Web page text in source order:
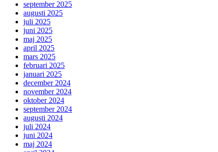
september 2025
augusti 2025
juli 2025
juni 2025
maj 2025
april 2025
mars 2025
februari 2025
januari 2025
december 2024
november 2024
oktober 2024
september 2024
augusti 2024
juli 2024
juni 2024
maj 2024